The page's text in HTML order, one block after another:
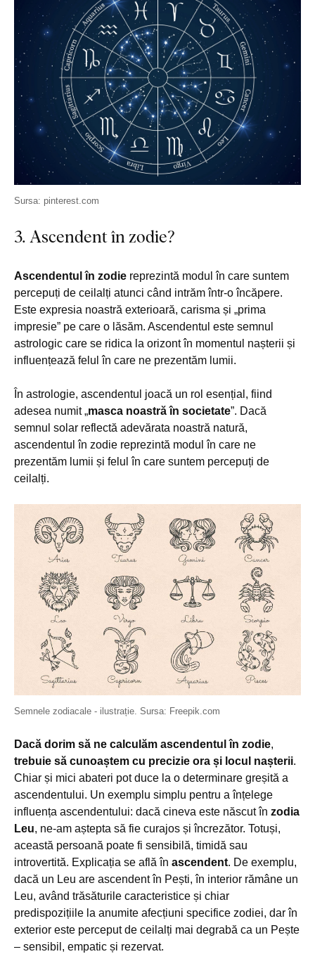
Sursa: pinterest.com
3. Ascendent în zodie?
Ascendentul în zodie reprezintă modul în care suntem
percepuți de ceilalți atunci când intrăm într-o încăpere.
Este expresia noastră exterioară, carisma și „prima
impresie” pe care o lăsăm. Ascendentul este semnul
astrologic care se ridica la orizont în momentul nașterii și
influențează felul în care ne prezentăm lumii.
În astrologie, ascendentul joacă un rol esențial, fiind
adesea numit „masca noastră în societate”. Dacă
semnul solar reflectă adevărata noastră natură,
ascendentul în zodie reprezintă modul în care ne
prezentăm lumii și felul în care suntem percepuți de
ceilalți.
Semnele zodiacale - ilustrație. Sursa: Freepik.com
Dacă dorim să ne calculăm ascendentul în zodie,
trebuie să cunoaștem cu precizie ora și locul nașterii.
Chiar și mici abateri pot duce la o determinare greșită a
ascendentului. Un exemplu simplu pentru a înțelege
influența ascendentului: dacă cineva este născut în zodia
Leu, ne-am aștepta să fie curajos și încrezător. Totuși,
această persoană poate fi sensibilă, timidă sau
introvertită. Explicația se află în ascendent. De exemplu,
dacă un Leu are ascendent în Pești, în interior rămâne un
Leu, având trăsăturile caracteristice și chiar
predispozițiile la anumite afecțiuni specifice zodiei, dar în
exterior este perceput de ceilalți mai degrabă ca un Pește
– sensibil, empatic și rezervat.